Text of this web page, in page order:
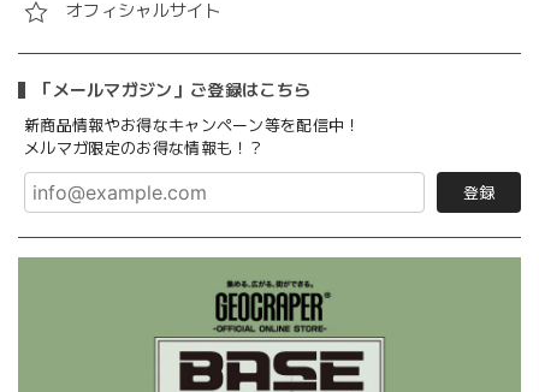
オフィシャルサイト
「メールマガジン」ご登録はこちら
新商品情報やお得なキャンペーン等を配信中！
メルマガ限定のお得な情報も！？
登録